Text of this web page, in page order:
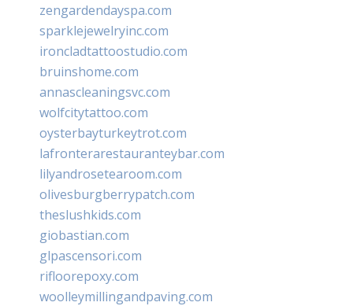
zengardendayspa.com
sparklejewelryinc.com
ironcladtattoostudio.com
bruinshome.com
annascleaningsvc.com
wolfcitytattoo.com
oysterbayturkeytrot.com
lafronterarestauranteybar.com
lilyandrosetearoom.com
olivesburgberrypatch.com
theslushkids.com
giobastian.com
glpascensori.com
rifloorepoxy.com
woolleymillingandpaving.com